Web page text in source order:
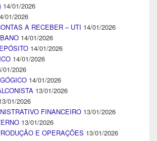
14/01/2026
01/2026
A RECEBER – UTI 14/01/2026
14/01/2026
14/01/2026
14/01/2026
01/2026
14/01/2026
13/01/2026
01/2026
FINANCEIRO 13/01/2026
13/01/2026
E OPERAÇÕES 13/01/2026